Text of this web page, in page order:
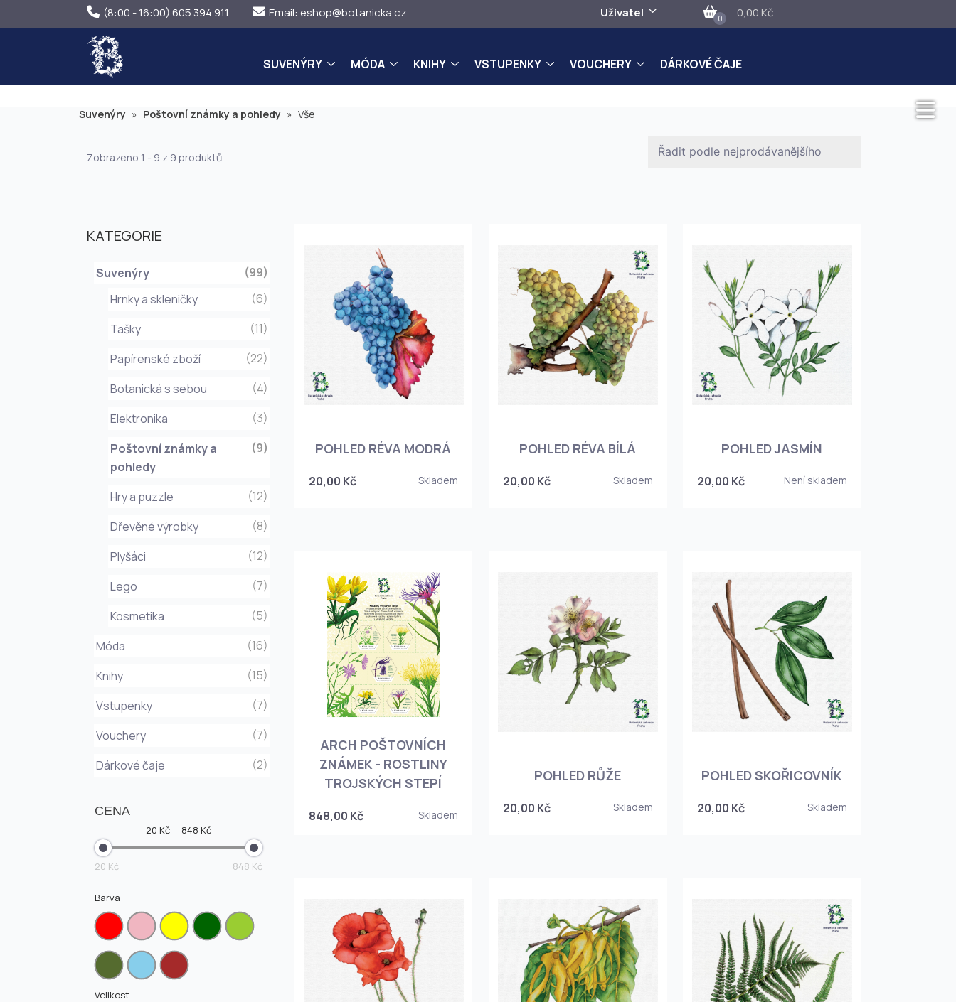
(8:00 - 16:00) 605 394 911 Email: eshop@botanicka.cz Uživatel 0 0,00 Kč
SUVENÝRY MÓDA KNIHY VSTUPENKY VOUCHERY DÁRKOVÉ ČAJE
Suvenýry » Poštovní známky a pohledy » Vše
Zobrazeno 1 - 9 z 9 produktů
KATEGORIE
Suvenýry
(99)
Hrnky a skleničky
(6)
Tašky
(11)
Papírenské zboží
(22)
Botanická s sebou
(4)
Elektronika
(3)
Poštovní známky a
pohledy
(9)
Hry a puzzle
(12)
Dřevěné výrobky
(8)
Plyšáci
(12)
Lego
(7)
Kosmetika
(5)
Móda
(16)
Knihy
(15)
Vstupenky
(7)
Vouchery
(7)
Dárkové čaje
(2)
CENA
20 Kč 848 Kč
20 Kč 848 Kč
Barva
Velikost
POHLED RÉVA MODRÁ
20,00 Kč Skladem
POHLED RÉVA BÍLÁ
20,00 Kč Skladem
POHLED JASMÍN
20,00 Kč Není skladem
ARCH POŠTOVNÍCH
ZNÁMEK - ROSTLINY
TROJSKÝCH STEPÍ
848,00 Kč Skladem
POHLED RŮŽE
20,00 Kč Skladem
POHLED SKOŘICOVNÍK
20,00 Kč Skladem